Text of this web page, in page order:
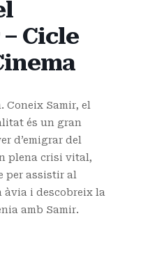
Cicle
Coneix Samir, el
és un gran
d’emigrar del
plena crisi vital,
per assistir al
àvia i descobreix la
amb Samir.